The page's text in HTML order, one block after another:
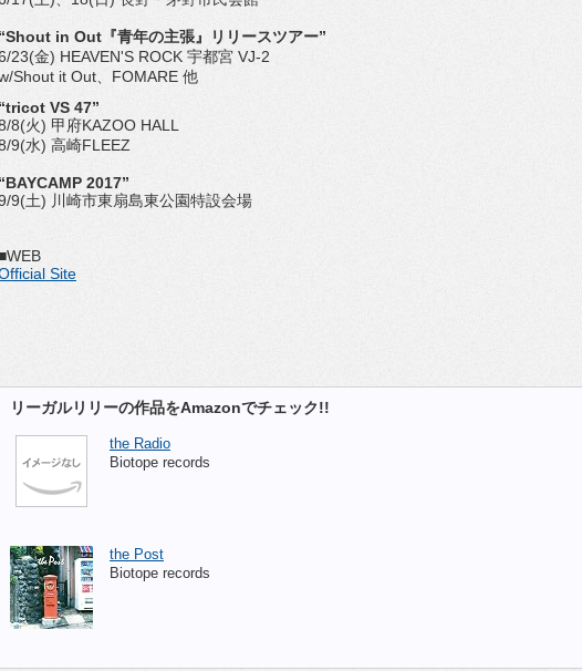
“Shout in Out『青年の主張』リリースツアー”
23(金) HEAVEN'S ROCK 宇都宮 VJ-2
Shout it Out、FOMARE 他
“tricot VS 47”
8(火) 甲府KAZOO HALL
9(水) 高崎FLEEZ
“BAYCAMP 2017”
9(土) 川崎市東扇島東公園特設会場
Site
リーガルリリーの作品をAmazonでチェック!!
the Radio
Biotope records
the Post
Biotope records